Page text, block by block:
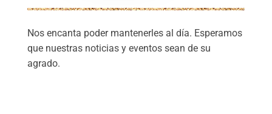
Nos encanta poder mantenerles al día. Esperamos
que nuestras noticias y eventos sean de su
agrado.